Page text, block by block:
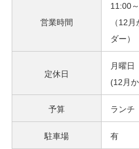
営業時間
11:00
（12
ダー）
定休日
月曜日
(12月
予算 ラン
駐車場 有